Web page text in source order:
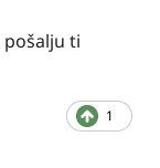
ti
1